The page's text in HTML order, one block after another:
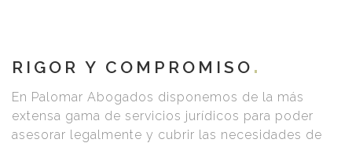
RIGOR Y COMPROMISO
En Palomar Abogados disponemos de la más
extensa gama de servicios jurídicos para poder
asesorar legalmente y cubrir las necesidades de